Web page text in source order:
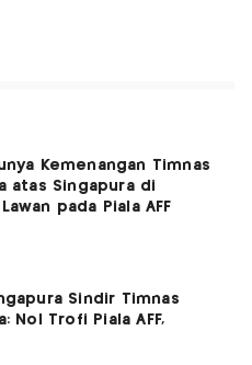
Kemenangan Timnas
atas Singapura di
pada Piala AFF
Sindir Timnas
Nol Trofi Piala AFF,